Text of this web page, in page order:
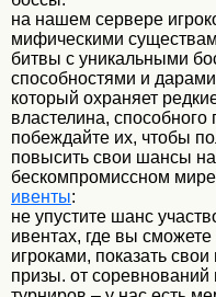
на нашем сервере
мифическими
битвы с уникальными
способностями и
который охраняет
властелина,
побеждайте их, чтобы
повысить свои шансы
бескомпромиссном
ивенты:
не упустите шанс
ивентах, где вы сможете
игроками, показать
призы. от соревнований